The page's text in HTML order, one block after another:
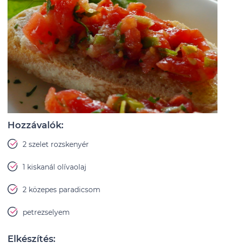
Hozzávalók:
2 szelet rozskenyér
1 kiskanál olívaolaj
2 közepes paradicsom
petrezselyem
Elkészítés: